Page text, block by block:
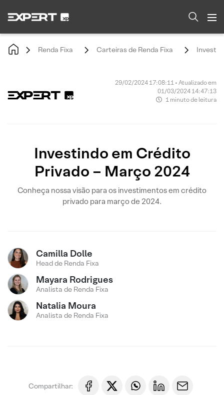
Renda Fixa Carteiras de Renda Fixa
29/02/2024 17:08:11 • Atualizado em
01/03/2024 14:47:13
1 minuto de leitura
Investindo em Crédito
Privado – Março 2024
Conheça nossa visão para os investimentos em crédito
privado para março de 2024.
Camilla Dolle
Head de Renda Fixa
Mayara Rodrigues
Analista de Renda Fixa
Natalia Moura
Analista de Renda Fixa
Compartilhar: